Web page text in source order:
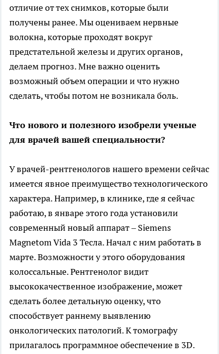
отличие от тех снимков, которые были
получены ранее. Мы оцениваем нервные
волокна, которые проходят вокруг
предстательной железы и других органов,
делаем прогноз. Мне важно оценить
возможный объем операции и что нужно
сделать, чтобы потом не возникала боль.
Что нового и полезного изобрели ученые
для врачей вашей специальности?
У врачей-рентгенологов нашего времени сейчас
имеется явное преимущество технологического
характера. Например, в клинике, где я сейчас
работаю, в январе этого года установили
современный новый аппарат – Siemens
Magnetom Vida 3 Тесла. Начал с ним работать в
марте. Возможности у этого оборудования
колоссальные. Рентгенолог видит
высококачественное изображение, может
сделать более детальную оценку, что
способствует раннему выявлению
онкологических патологий. К томографу
прилагалось программное обеспечение в 3D.